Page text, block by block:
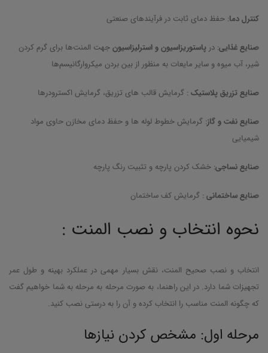
کنترل دما: حفظ دمای ثابت در فرآیندهای صنعتی
صنایع غذایی: در پاستوریزاسیون و استرلیزاسیونجهت المنت‌ها برای گرم کردن
شیر، آب میوه و سایر مایعات به منظور از بین بردن میکروارگانیسم‌ها
صنایع تزریق پلاستیک : گرمایش قالب های تزریق، گرمایش اکسترودرها
صنایع نفت و گاز: گرمایش خطوط لوله ها و حفظ دمای مخازن حاوی مواد
شیمیایی
صنایع نساجی: خشک کردن پارچه و تثبیت رنگ پارچه
صنایع ساختمانی : گرمایش کف ساختمان
نحوه انتخاب و نصب المنت :
انتخاب و نصب صحیح المنت، نقش بسیار مهمی در عملکرد بهینه و طول عمر
تجهیزات شما دارد. در این راهنما، به صورت مرحله به مرحله به شما خواهیم گفت
که چگونه المنت مناسب را انتخاب کرده و آن را به درستی نصب کنید.
مرحله اول: مشخص کردن نیازها